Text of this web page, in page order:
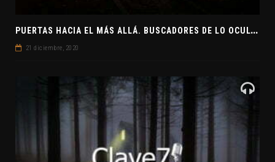
P
UERTAS HACIA EL MÁS ALLÁ. BUSCADORES DE LO OCULTO. EL PENSAMIENTO ABSTRACTO. EVANGELIOS APÓCRIFOS
21 diciembre, 2020